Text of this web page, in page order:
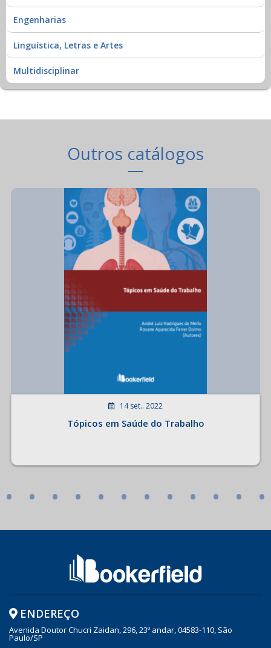
Engenharias
Linguística, Letras e Artes
Multidisciplinar
Outros catálogos
14 set.. 2022
Tópicos em Saúde do Trabalho
• • • • • • • • • • • •
ENDEREÇO
Avenida Doutor Chucri Zaidan, 296, 23º andar, 04583-110, São
Paulo/SP